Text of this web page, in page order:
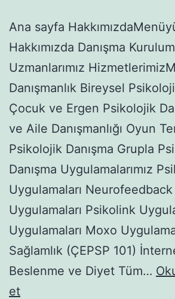
Ana sayfa
Hakkımızda Danışma
Uzmanlarımız
Danışmanlık Bireysel
Çocuk ve Ergen Psikolojik
ve Aile Danışmanlığı Oyun
Psikolojik Danışma Grupla
Danışma Uygulamalarımız
Uygulamaları
Uygulamaları Psikolink
Uygulamaları Moxo
Sağlamlık (ÇEPSP 101)
Beslenme ve Diyet Tüm…
etYOLUNDA